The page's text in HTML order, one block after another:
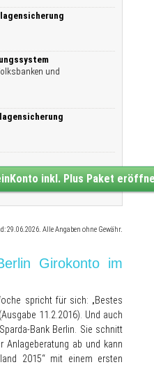
und
inkl. Plus Paket
29.06.2026. Alle Angaben ohne Gewähr.
Girokonto im
spricht für sich: „Bestes
11.2.2016). Und auch
Bank Berlin. Sie schnitt
Anlageberatung ab und kann
2015“ mit einem ersten